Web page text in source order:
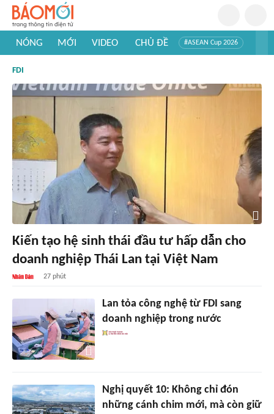
NÓNG MỚI VIDEO CHỦ ĐỀ #ASEAN Cup 2026
#Khám phá thế giới
FDI
Kiến tạo hệ sinh thái đầu tư hấp dẫn cho
doanh nghiệp Thái Lan tại Việt Nam
27 phút
Lan tỏa công nghệ từ FDI sang
doanh nghiệp trong nước
Nghị quyết 10: Không chỉ đón
những cánh chim mới, mà còn giữ